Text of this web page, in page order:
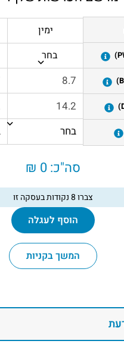
ימין
בחר
סה"כ:0 ₪
צברו8נקודות בעסקה זו
הוסף לעגלה
המשך בקניות